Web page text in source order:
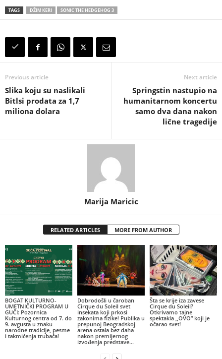
TAGS DŽIM KERI SONIC THE HEDGEHOG 3
Previous article
Slika koju su naslikali
Bitlsi prodata za 1,7
miliona dolara
Next article
Springstin nastupio na
humanitarnom koncertu
samo dva dana nakon
lične tragedije
Marija Maricic
RELATED ARTICLES MORE FROM AUTHOR
BOGAT KULTURNO-
UMETNIČKI PROGRAM U
GUČI: Pozornica
Kulturnog centra od 7. do
9. avgusta u znaku
narodne tradicije, pesme
i takmičenja trubača!
Dobrodošli u čaroban
Cirque du Soleil svet
insekata koji prkosi
zakonima fizike! Publika u
prepunoj Beogradskoj
arena ostala bez daha
nakon premijernog
izvođenja predstave...
Šta se krije iza zavese
Cirque du Soleil?
Otkrivamo tajne
spektakla ,,OVO” koji je
očarao svet!